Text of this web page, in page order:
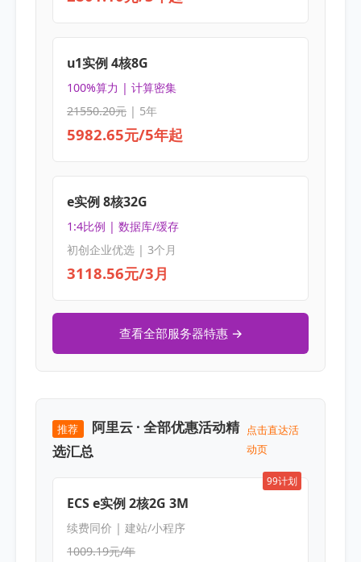
u1实例 4核8G
100%算力 | 计算密集
21550.20元| 5年
5982.65元/5年起
e实例 8核32G
1:4比例 | 数据库/缓存
初创企业优选 | 3个月
3118.56元/3月
查看全部服务器特惠 →
推荐
阿里云 · 全部优惠活动精
选汇总
点击直达活
动页
99计划
ECS e实例 2核2G 3M
续费同价 | 建站/小程序
1009.19元/年